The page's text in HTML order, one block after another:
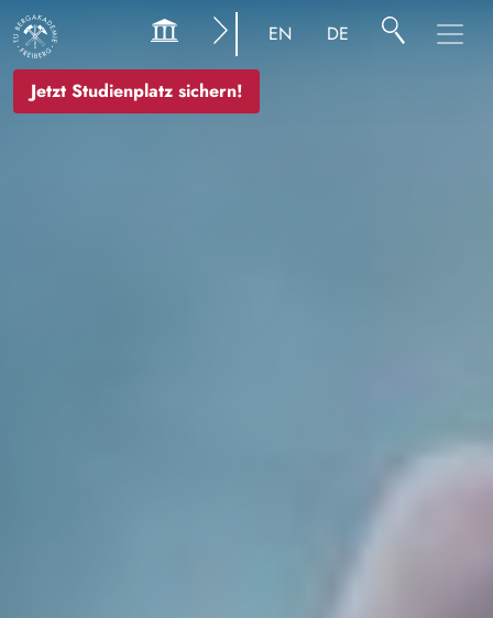
Jetzt Studienplatz sichern!
EN DE
Bild